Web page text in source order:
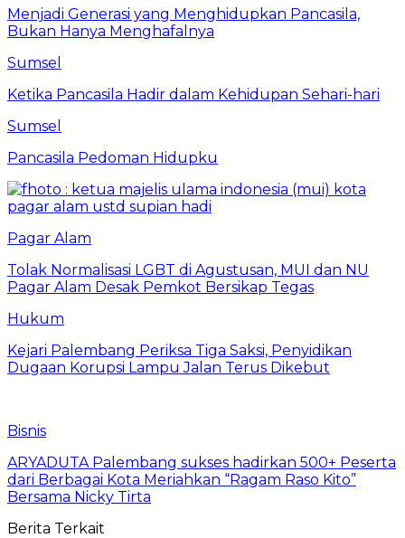
Menjadi Generasi yang Menghidupkan Pancasila,
Bukan Hanya Menghafalnya
Sumsel
Ketika Pancasila Hadir dalam Kehidupan Sehari-hari
Sumsel
Pancasila Pedoman Hidupku
Pagar Alam
Tolak Normalisasi LGBT di Agustusan, MUI dan NU
Pagar Alam Desak Pemkot Bersikap Tegas
Hukum
Kejari Palembang Periksa Tiga Saksi, Penyidikan
Dugaan Korupsi Lampu Jalan Terus Dikebut
Bisnis
ARYADUTA Palembang sukses hadirkan 500+ Peserta
dari Berbagai Kota Meriahkan “Ragam Raso Kito”
Bersama Nicky Tirta
Berita Terkait